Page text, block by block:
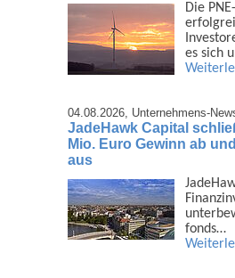
Die
es sich
04.08.2026, Unternehmens-
JadeHawk Capital
Mio. Euro Gewinn ab
aus
fonds…